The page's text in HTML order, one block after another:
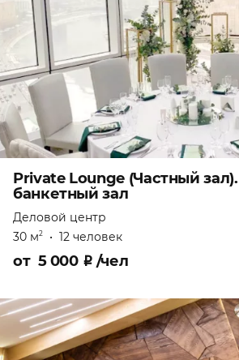
Private Lounge (Частный
банкетный зал
Деловой центр
30 м2 • 12 человек
от 5 000 ₽ /чел